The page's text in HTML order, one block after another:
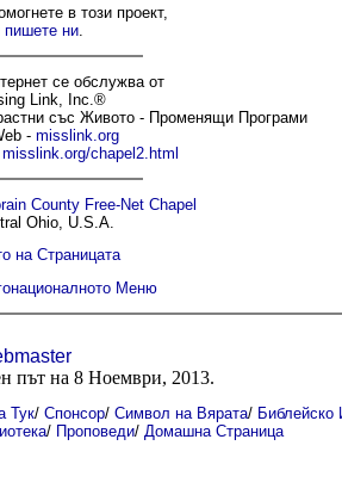
в този проект,
пишете ни.
се обслужва от
Link, Inc.®
със Живото - Променящи Програми
- misslink.org
misslink.org/chapel2.html
County Free-Net Chapel
Ohio, U.S.A.
на Страницата
Меню
път на 8 Ноември, 2013.
Тук/ Спонсор/ Символ на Вярата/ Библейско
/ Проповеди/ Домашна Страница